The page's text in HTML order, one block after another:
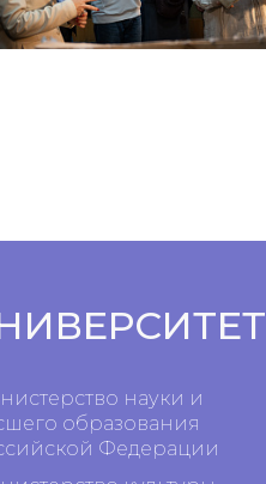
науки и
образования
Федерации